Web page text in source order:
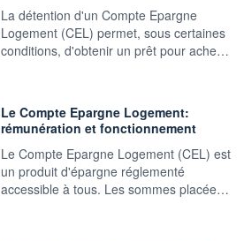
La détention d'un Compte Epargne
Logement (CEL) permet, sous certaines
conditions, d'obtenir un prêt pour ache…
Le Compte Epargne Logement:
rémunération et fonctionnement
Le Compte Epargne Logement (CEL) est
un produit d'épargne réglementé
accessible à tous. Les sommes placée…